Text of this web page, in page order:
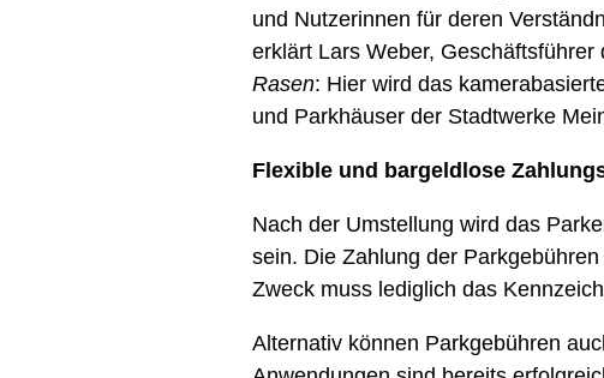
und Nutzerinnen für deren
erklärt Lars Weber,
Rasen: Hier wird das
und Parkhäuser der Stadtwerke
Flexible und bargeldlose
Nach der Umstellung wird das
sein. Die Zahlung der
Zweck muss lediglich das
Alternativ können Parkgebühren